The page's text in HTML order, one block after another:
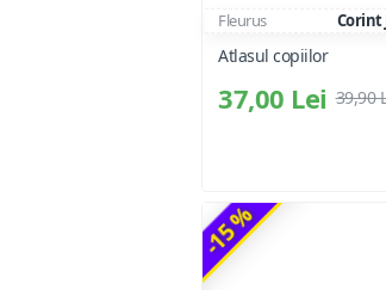
Fleurus Corint
Atlasul copiilor
37,00 Lei 39,90
-15 %